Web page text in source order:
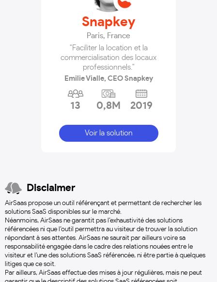
Snapkey
Paris, France
"Faciliter la location et la
commercialisation des locaux
professionnels."
Emilie Vialle, CEO Snapkey
13 0,8M 2019
Voir la solution
Disclaimer
AirSaas propose un outil référençant et permettant de rechercher les
solutions SaaS disponibles sur le marché.
Néanmoins, AirSaas ne garantit pas l’exhaustivité des solutions
référencées ni que l’outil permettra au visiteur de trouver la solution
répondant à ses attentes. AirSaas ne saurait par ailleurs voire sa
responsabilité engagée dans le cadre des relations nouées entre le
visiteur et l’une des solutions SaaS référencée, ni être partie à quelques
litiges que ce soit.
Par ailleurs, AirSaas effectue des mises à jour régulières, mais ne peut